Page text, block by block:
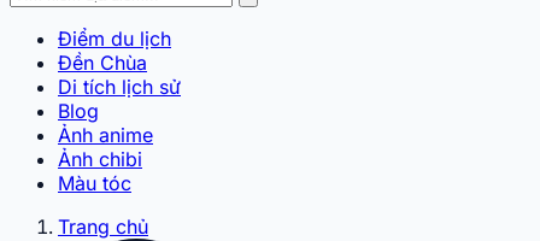
Điểm du lịch
Đền Chùa
Di tích lịch sử
Blog
Ảnh anime
Ảnh chibi
Màu tóc
Trang chủ